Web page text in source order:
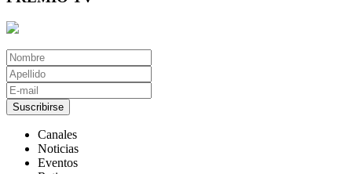
Suscribirse
Canales
Noticias
Eventos